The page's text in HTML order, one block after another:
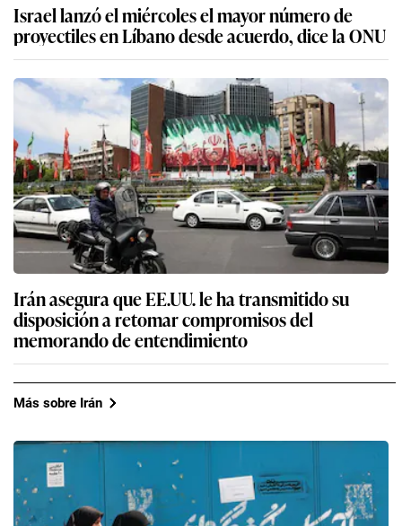
Israel lanzó el miércoles el mayor número de
proyectiles en Líbano desde acuerdo, dice la ONU
Irán asegura que EE.UU. le ha transmitido su
disposición a retomar compromisos del
memorando de entendimiento
Más sobre Irán